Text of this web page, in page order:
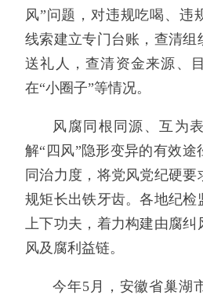
风”问题，对违规吃喝、违
线索建立专门台账，查清组
送礼人，查清资金来源、
在“小圈子”等情况。
风腐同根同源、互为
解“四风”隐形变异的有效途
同治力度，将党风党纪硬
规矩长出铁牙齿。各地纪检
上下功夫，着力构建由腐纠
风及腐利益链。
今年5月，安徽省巢湖